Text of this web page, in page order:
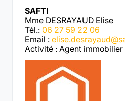
SAFTI
Mme DESRAYAUD Elise
Tél.: 06 27 59 22 06
Email :
Activité : Agent immobilier